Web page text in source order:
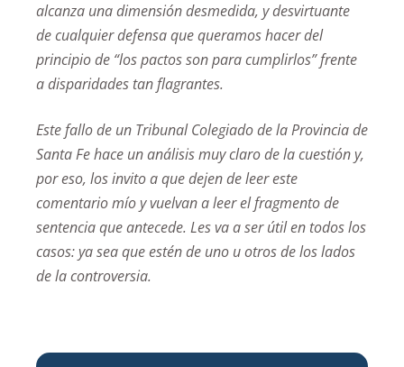
alcanza una dimensión desmedida, y desvirtuante
de cualquier defensa que queramos hacer del
principio de “los pactos son para cumplirlos” frente
a disparidades tan flagrantes.
Este fallo de un Tribunal Colegiado de la Provincia de
Santa Fe hace un análisis muy claro de la cuestión y,
por eso, los invito a que dejen de leer este
comentario mío y vuelvan a leer el fragmento de
sentencia que antecede. Les va a ser útil en todos los
casos: ya sea que estén de uno u otros de los lados
de la controversia.